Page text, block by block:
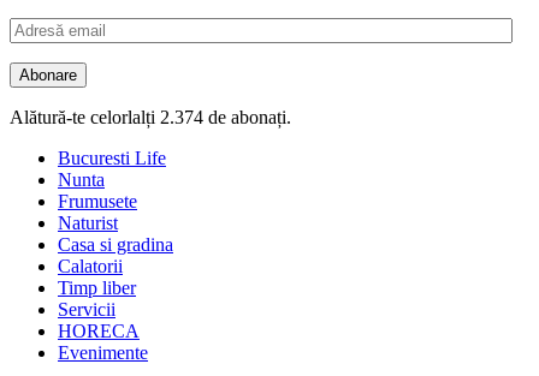
Adresă
email
Abonare
Alătură-te celorlalți 2.374 de abonați.
Bucuresti Life
Nunta
Frumusete
Naturist
Casa si gradina
Calatorii
Timp liber
Servicii
HORECA
Evenimente